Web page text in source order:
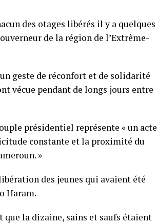
des otages libérés il y a quelques
de la région de l’Extrême-
geste de réconfort et de solidarité
vécue pendant de longs jours entre
présidentiel représente « un acte
constante et la proximité du
»
des jeunes qui avaient été
Haram.
que la dizaine, sains et saufs étaient